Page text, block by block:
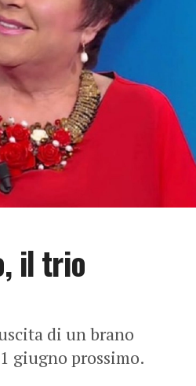
il trio
di un brano
giugno prossimo.